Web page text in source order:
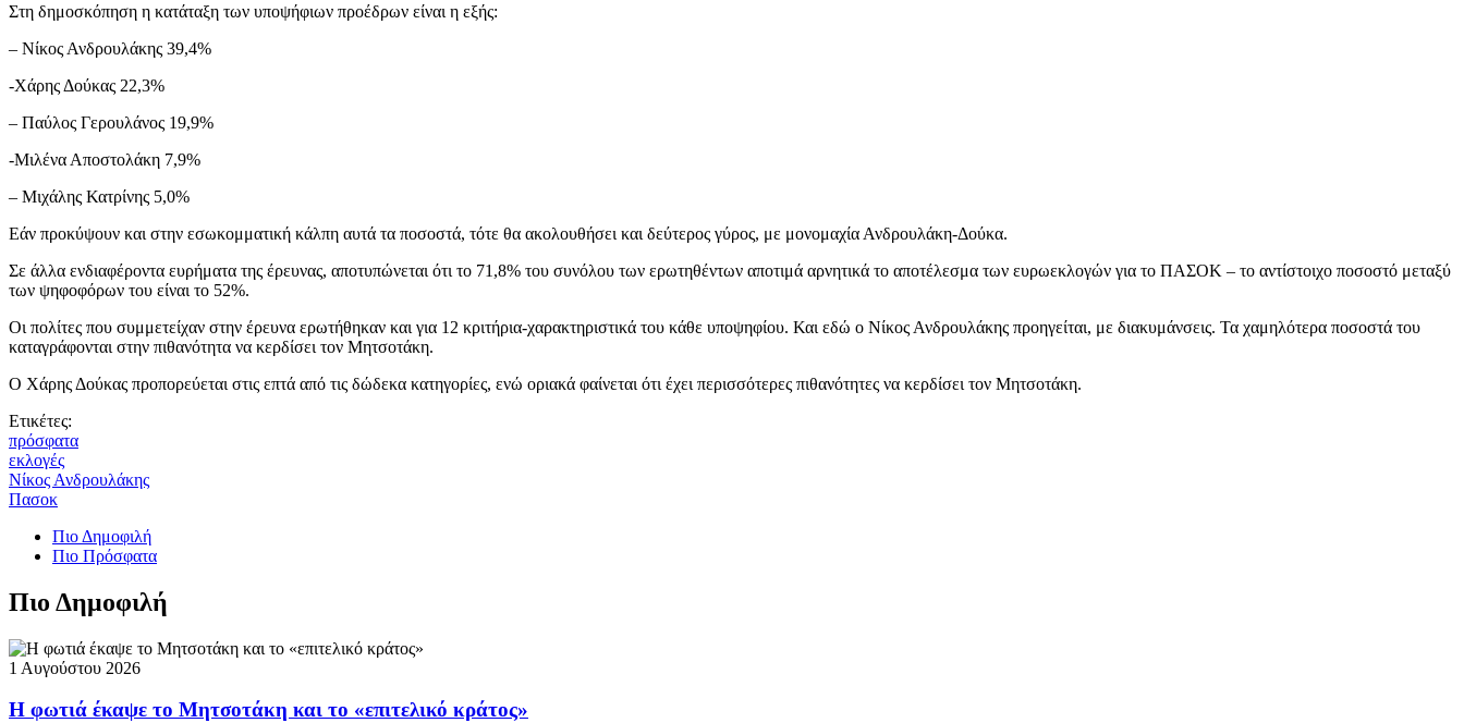
Στη δημοσκόπηση η κατάταξη των υποψήφιων προέδρων είναι η εξής:
– Νίκος Ανδρουλάκης 39,4%
-Χάρης Δούκας 22,3%
– Παύλος Γερουλάνος 19,9%
-Μιλένα Αποστολάκη 7,9%
– Μιχάλης Κατρίνης 5,0%
Εάν προκύψουν και στην εσωκομματική κάλπη αυτά τα ποσοστά, τότε θα ακολουθήσει και δεύτερος γύρος, με μονομαχία Ανδρουλάκη-Δούκα.
Σε άλλα ενδιαφέροντα ευρήματα της έρευνας, αποτυπώνεται ότι το 71,8% του συνόλου των ερωτηθέντων αποτιμά αρνητικά το αποτέλεσμα των ευρωεκλογών για το ΠΑΣΟΚ – το αντίστοιχο ποσοστό μεταξύ
των ψηφοφόρων του είναι το 52%.
Οι πολίτες που συμμετείχαν στην έρευνα ερωτήθηκαν και για 12 κριτήρια-χαρακτηριστικά του κάθε υποψηφίου. Και εδώ ο Νίκος Ανδρουλάκης προηγείται, με διακυμάνσεις. Τα χαμηλότερα ποσοστά του
καταγράφονται στην πιθανότητα να κερδίσει τον Μητσοτάκη.
Ο Χάρης Δούκας προπορεύεται στις επτά από τις δώδεκα κατηγορίες, ενώ οριακά φαίνεται ότι έχει περισσότερες πιθανότητες να κερδίσει τον Μητσοτάκη.
Ετικέτες:
πρόσφατα
εκλογές
Νίκος Ανδρουλάκης
Πασοκ
Πιο Δημοφιλή
Πιο Πρόσφατα
Πιο Δημοφιλή
1 Αυγούστου 2026
Η φωτιά έκαψε το Μητσοτάκη και το «επιτελικό κράτος»